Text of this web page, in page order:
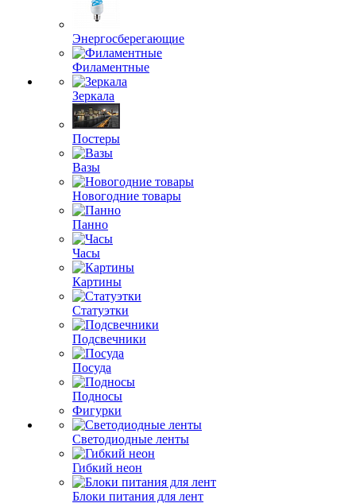
Энергосберегающие
Филаментные
Зеркала
Постеры
Вазы
Новогодние товары
Панно
Часы
Картины
Статуэтки
Подсвечники
Посуда
Подносы
Фигурки
Светодиодные ленты
Гибкий неон
Блоки питания для лент